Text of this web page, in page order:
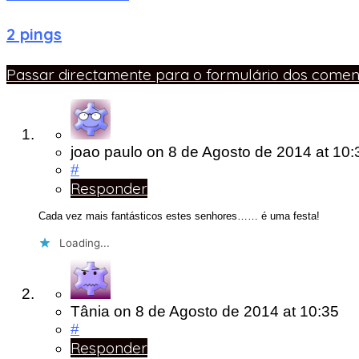
2 pings
Passar directamente para o formulário dos
joao paulo on 8 de Agosto de 2014 at
#
Responder
Cada vez mais fantásticos estes senhores…… é uma festa!
Loading...
Tânia on 8 de Agosto de 2014 at 10:35
#
Responder